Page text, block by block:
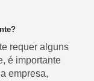
requer alguns
é importante
empresa,